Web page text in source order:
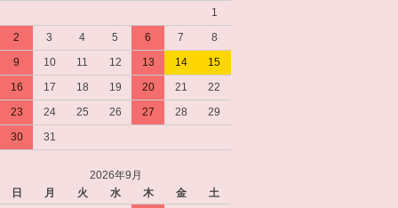
1
2
3 4 5 6 7
8
9
10 11 12 13 14
15
16
17 18 19 20 21
22
23
24 25 26 27 28
29
30
31
2026年9月
日
月 火 水 木 金
土